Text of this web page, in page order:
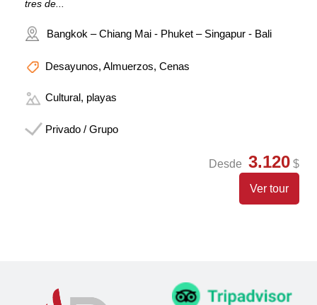
tres de...
Bangkok – Chiang Mai - Phuket – Singapur - Bali
Desayunos, Almuerzos, Cenas
Cultural, playas
Privado / Grupo
Desde 3.120 $
Ver tour